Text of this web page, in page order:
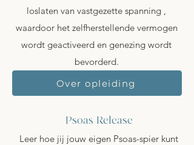
loslaten van vastgezette spanning ,
waardoor het zelfherstellende vermogen
wordt geactiveerd en genezing wordt
bevorderd.
Over opleiding
Psoas Release
Leer hoe jij jouw eigen Psoas-spier kunt